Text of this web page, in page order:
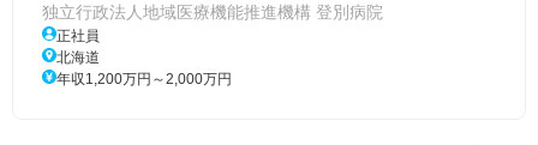
独立行政法人地域医療機能推進機構 登別病院
正社員
北海道
年収1,200万円～2,000万円